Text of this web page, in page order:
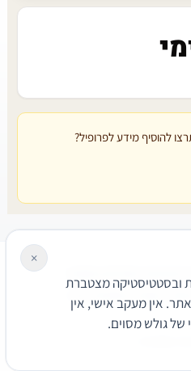
להוסיף מידע לפרופיל?
צור קשר נגישותפרטיות
ובסטטיסטיקה מצטברת
אין מעקב אישי, אין
של גולש מסוים.
×